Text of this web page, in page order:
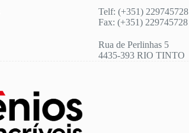
Telf: (+351) 229745728
Fax: (+351) 229745728
Rua de Perlinhas 5
4435-393 RIO TINTO